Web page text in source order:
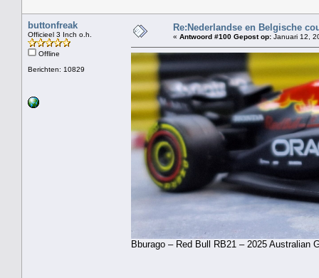
buttonfreak
Officieel 3 Inch o.h.
Offline
Berichten: 10829
Re:Nederlandse en Belgische
« Antwoord #100 Gepost op: Januari 12,
Bburago – Red Bull RB21 – 2025 Australian